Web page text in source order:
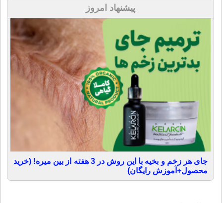
پیشنهاد امروز
جای هر زخم و بخیه با این روش در 3 هفته از بین میره! (خرید
محصول+آموزش رایگان)